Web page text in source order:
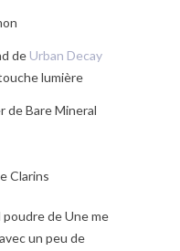
de Urban Decay
lumière
de Bare Mineral
Clarins
de Une me
un peu de